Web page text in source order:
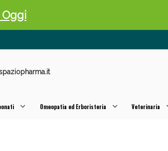
Omeopatia ed Erboristeria Veterinaria